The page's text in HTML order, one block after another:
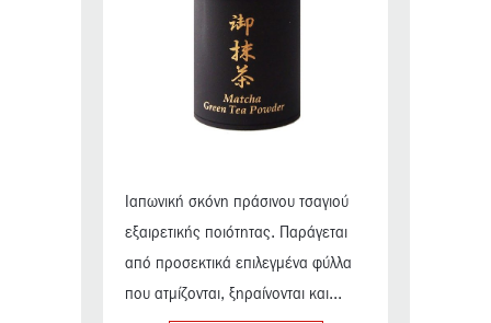
Ιαπωνική σκόνη πράσινου τσαγιού
εξαιρετικής ποιότητας. Παράγεται
από προσεκτικά επιλεγμένα φύλλα
που ατμίζονται, ξηραίνονται και...